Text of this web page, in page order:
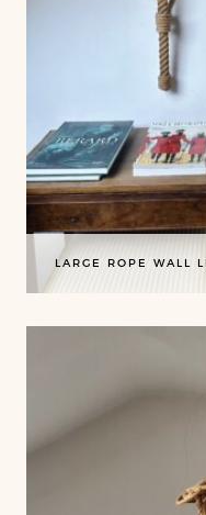
LARGE ROPE WALL